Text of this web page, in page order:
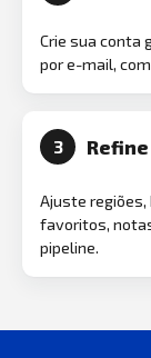
Crie sua conta
por e-mail,
3
Ajuste
favoritos,
pipeline.